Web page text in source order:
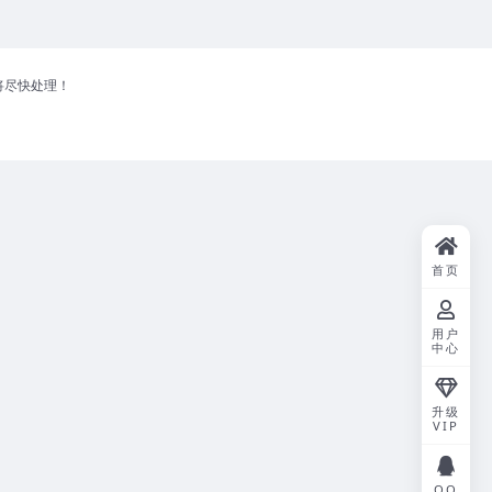
快处理！
首页
用户
中心
升级
VIP